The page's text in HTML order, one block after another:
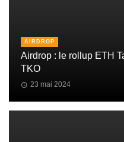
AIRDROP
Airdrop : le rollup ETH
TKO
23 mai 2024